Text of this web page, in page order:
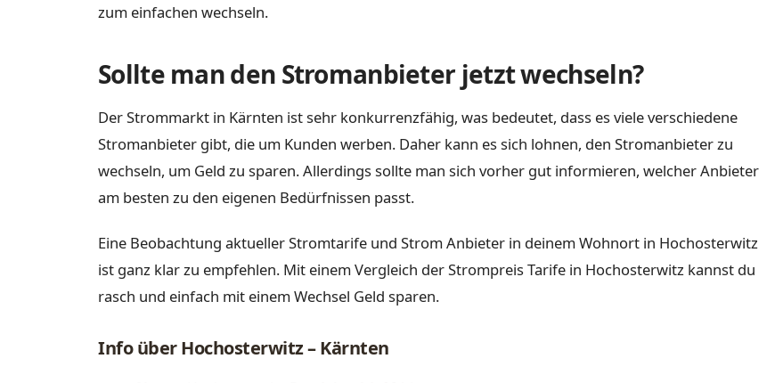
zum einfachen wechseln.
Sollte man den Stromanbieter jetzt wechseln?
Der Strommarkt in Kärnten ist sehr konkurrenzfähig, was bedeutet, dass es viele verschiedene
Stromanbieter gibt, die um Kunden werben. Daher kann es sich lohnen, den Stromanbieter zu
wechseln, um Geld zu sparen. Allerdings sollte man sich vorher gut informieren, welcher Anbieter
am besten zu den eigenen Bedürfnissen passt.
Eine Beobachtung aktueller Stromtarife und Strom Anbieter in deinem Wohnort in Hochosterwitz
ist ganz klar zu empfehlen. Mit einem Vergleich der Strompreis Tarife in Hochosterwitz kannst du
rasch und einfach mit einem Wechsel Geld sparen.
Info über Hochosterwitz – Kärnten